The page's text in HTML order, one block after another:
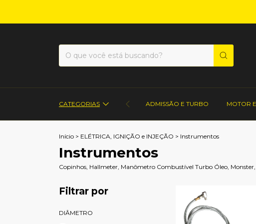
CATEGORIAS ADMISSÃO E TURBO MOTOR
Início > ELÉTRICA, IGNIÇÃO e INJEÇÃO > Instrumentos
Instrumentos
Copinhos, Hallmeter, Manômetro Combustível Turbo Óleo,
Filtrar por
DIÂMETRO